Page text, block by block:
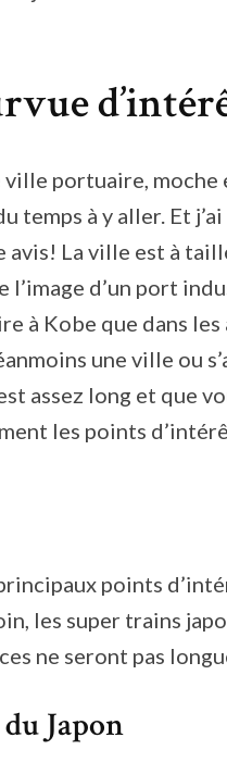
ville portuaire, moche
temps à y aller. Et
avis! La ville est à
l’image d’un port
à Kobe que dans
une ville ou
assez long et que
les points
points
les super trains
ne seront pas
Japon